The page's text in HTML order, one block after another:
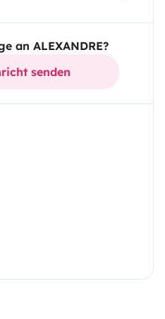
an ALEXANDRE?
senden